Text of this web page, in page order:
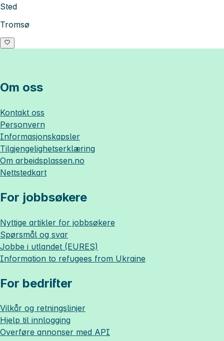
Sted
Tromsø
Om oss
Kontakt oss
Personvern
Informasjonskapsler
Tilgjengelighetserklæring
Om arbeidsplassen.no
Nettstedkart
For jobbsøkere
Nyttige artikler for jobbsøkere
Spørsmål og svar
Jobbe i utlandet (EURES)
Information to refugees from Ukraine
For bedrifter
Vilkår og retningslinjer
Hjelp til innlogging
Overføre annonser med API